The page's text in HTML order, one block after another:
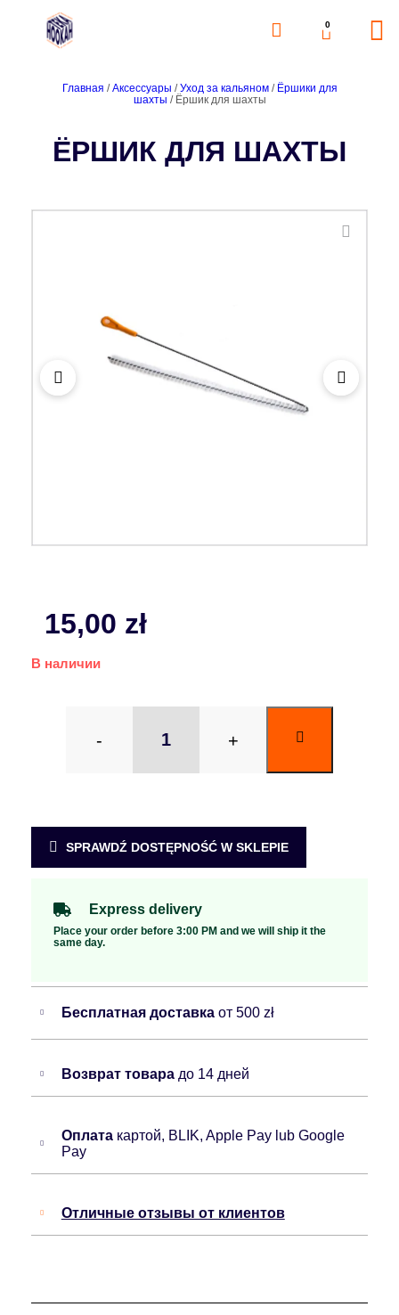
0
Главная /Аксессуары /Уход за кальяном/ Ёршики для
шахты / Ёршик для шахты
ЁРШИК ДЛЯ ШАХТЫ
15,00 zł
В наличии
- +
SPRAWDŹ DOSTĘPNOŚĆ W SKLEPIE
Express delivery
Place your order before 3:00 PM and we will ship it the
same day.
Бесплатная доставка от 500 zł
Возврат товара до 14 дней
Оплата картой, BLIK, Apple Pay lub Google
Pay
Отличные отзывы от клиентов